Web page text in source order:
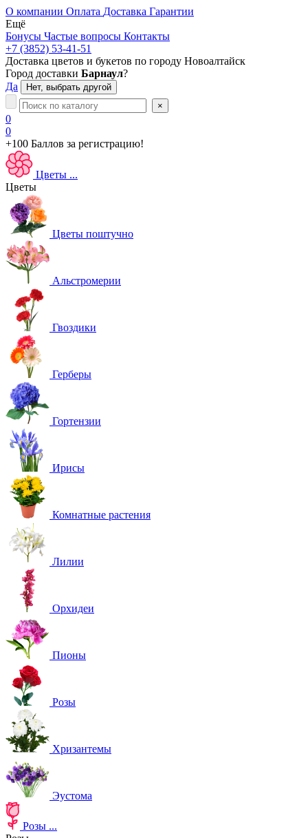
О компании Оплата Доставка Гарантии
Ещё
Бонусы Частые вопросы Контакты
+7 (3852) 53-41-51
Доставка цветов и букетов по городу Новоалтайск
Город доставки Барнаул?
Да
Нет, выбрать другой
×
0
0
+100 Баллов за регистрацию!
Цветы ...
Цветы
Цветы поштучно
Альстромерии
Гвоздики
Герберы
Гортензии
Ирисы
Комнатные растения
Лилии
Орхидеи
Пионы
Розы
Хризантемы
Эустома
Розы ...